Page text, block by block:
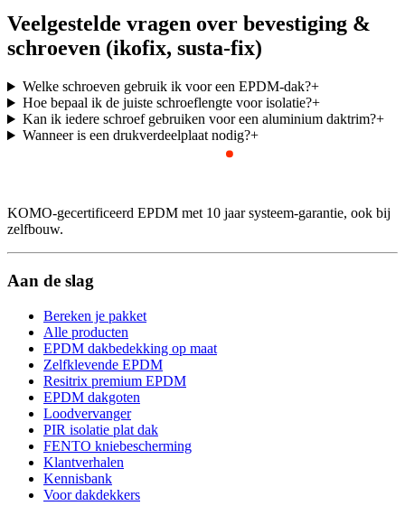
Veelgestelde vragen over bevestiging &
schroeven (ikofix, susta-fix)
Welke schroeven gebruik ik voor een EPDM-dak?+
Hoe bepaal ik de juiste schroeflengte voor isolatie?+
Kan ik iedere schroef gebruiken voor een aluminium daktrim?+
Wanneer is een drukverdeelplaat nodig?+
KOMO-gecertificeerd EPDM met 10 jaar systeem-garantie, ook bij
zelfbouw.
Aan de slag
Bereken je pakket
Alle producten
EPDM dakbedekking op maat
Zelfklevende EPDM
Resitrix premium EPDM
EPDM dakgoten
Loodvervanger
PIR isolatie plat dak
FENTO kniebescherming
Klantverhalen
Kennisbank
Voor dakdekkers